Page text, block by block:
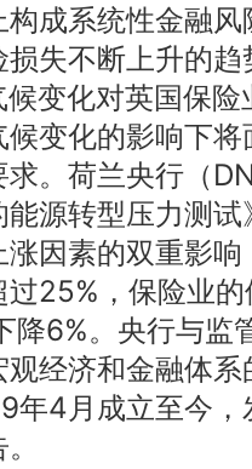
成系统性金融
失不断上升的
变化对英国保险
变化的影响下
。荷兰央行（
源转型压力测
因素的双重影
25%，保险业
降6%。央行与监
经济和金融体
年4月成立至今